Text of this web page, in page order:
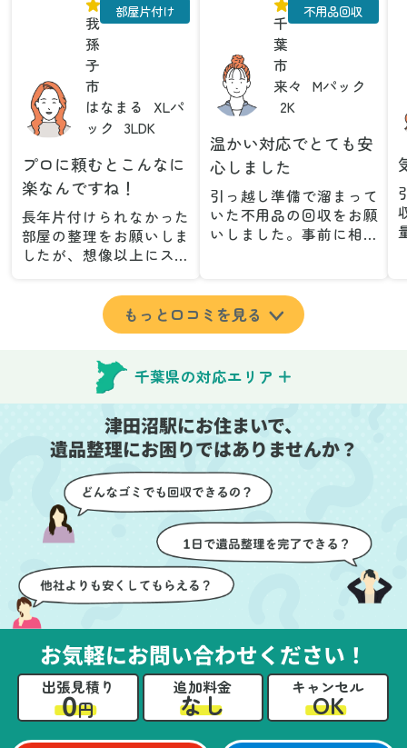
我
孫
子
市
はなまる
XLパ
ック
3LDK
部屋片付け
プロに頼むとこんなに
楽なんですね！
長年片付けられなかった
部屋の整理をお願いしま
したが、想像以上にスム
が集めた物や古い家具が
多く、自分たちだけでは
どうにもならない状態で
んが手際よく片付けてく
れたので、部屋が驚くほ
どスッキリしました。自
分では手が回らなかった
場所も含め、プロの力を
実感しました。
特に、物が散乱していた
部屋の整理や、細かなア
イテムの仕分けを迅速か
つ丁寧に対応していただ
けたのがありがたかった
です。家族それぞれが必
要なものを確認しながら
進めることができ、安心
できました。さらに、作
業終了後には部屋全体を
清掃していただき、まる
で新しい家のような清潔
千
葉
市
来々
Mパック
2K
不用品回収
温かい対応でとても安
心しました
引っ越し準備で溜まって
いた不用品の回収をお願
いしました。事前に相談
とができました。特に、
古い家具や壊れた家電な
ど、処分が難しいものが
よく対応していただき驚
きました。
当日は2名のスタッフが来
てくださり、作業の流れ
や注意点をしっかり説明
していただけたので、こ
ちらも安心感を持って作
業を見守ることができま
した。運び出しの際も、
壁や床を傷つけないよう
に細心の注意を払ってい
ただき、家全体がスムー
ズに片付いていくのがと
業が終わった後には、こ
ちらからお願いしなくて
も部屋を簡単に清掃して
いただけたのも好印象で
した。
もっと口コミを見る
千葉県の対応エリア
津田沼駅にお住まいで、
遺品整理にお困りではありませんか？
お気軽にお問い合わせください！
出張見積り
0円
追加料金
なし
キャンセル
OK